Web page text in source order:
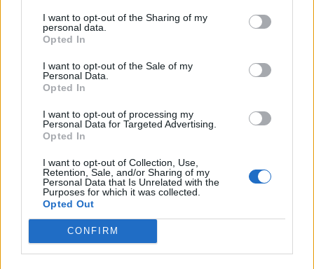
I want to opt-out of the Sharing of my
personal data.
Opted In
I want to opt-out of the Sale of my
Personal Data.
Opted In
I want to opt-out of processing my
Personal Data for Targeted Advertising.
Opted In
I want to opt-out of Collection, Use,
Retention, Sale, and/or Sharing of my
Personal Data that Is Unrelated with the
Purposes for which it was collected.
Opted Out
CONFIRM